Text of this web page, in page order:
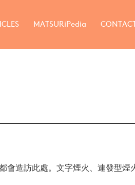
MATSURiPedia CONTACT
會造訪此處。文字煙火、連發型煙